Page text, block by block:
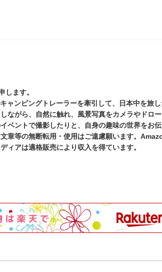
します。
ャンピングトレーラーを牽引して、日本中を旅
ながら、自然に触れ、風景写真をカメラやドロー
ベントで撮影したりと、自身の趣味の世界をお
章等の無断転用・使用はご遠慮願います。
ィアは適格販売により収入を得ています。